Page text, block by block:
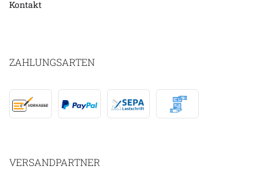
Kontakt
ZAHLUNGSARTEN
VERSANDPARTNER